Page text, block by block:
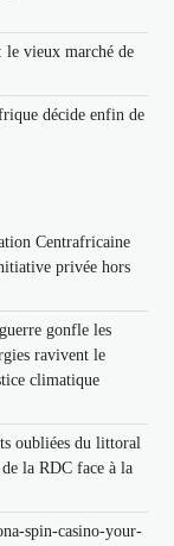
vieux marché de
décide enfin de
Centrafricaine
privée hors
gonfle les
ravivent le
climatique
oubliées du littoral
la RDC face à la
spin-casino-your-